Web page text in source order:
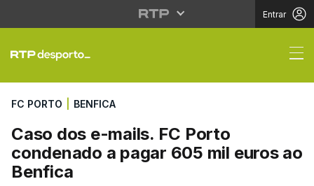
Entrar
Caso dos e-mails. FC
FC PORTO BENFICA
Caso dos e-mails. FC Porto
condenado a pagar 605 mil euros ao
Benfica